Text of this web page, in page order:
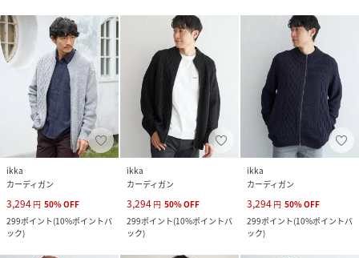
ikka
カーディガン
3,294 円 50%OFF
299ポイント(10%ポイントバ
ック)
ikka
カーディガン
3,294 円 50%OFF
299ポイント(10%ポイントバ
ック)
ikka
カーディガン
3,294 円 50%OFF
299ポイント(10%ポイントバ
ック)